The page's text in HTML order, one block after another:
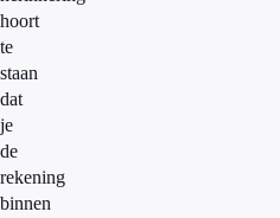
hoort
te
staan
dat
je
de
rekening
binnen